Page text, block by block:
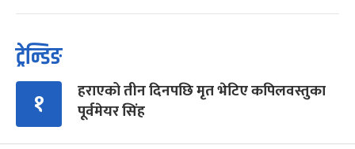
ट्रेन्डिङ
१
हराएको तीन दिनपछि मृत भेटिए कपिलवस्तुका
पूर्वमेयर सिंह